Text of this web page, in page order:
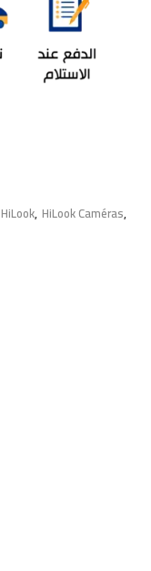
HiLook, HiLook Caméras,